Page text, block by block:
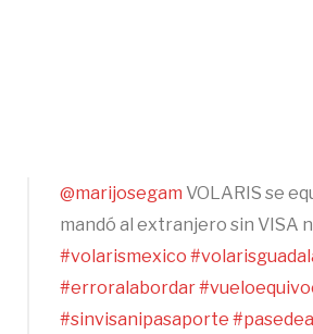
@marijosegam VOLARIS se
mandó al extranjero sin VISA
#volarismexico
#erroralabordar
#sinvisanipasaporte